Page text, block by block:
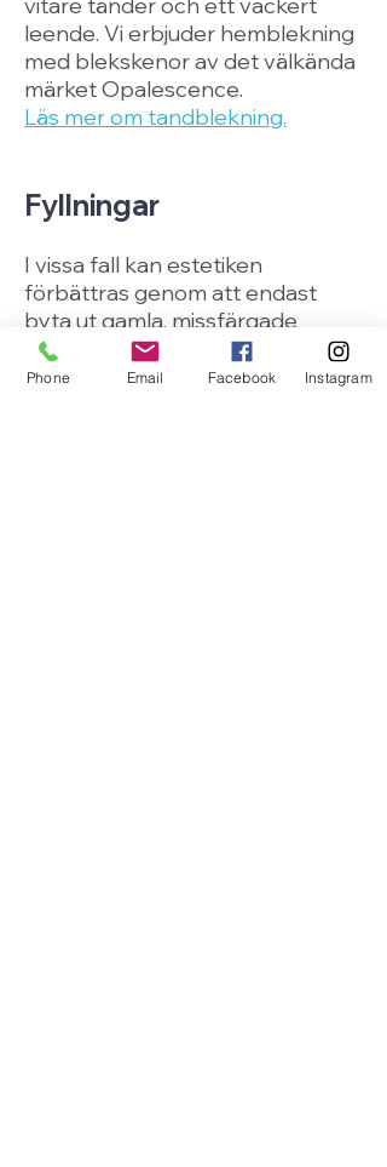
leende. Vi erbjuder hemblekning
med blekskenor av det välkända
märket Opalescence.
Läs mer om tandblekning.
Fyllningar
I vissa fall kan estetiken
förbättras genom att endast
byta ut gamla, missfärgade
fyllningar mot nya fyllningar. Man
kan ändra färg och form med en
Phone Email Facebook Instagram